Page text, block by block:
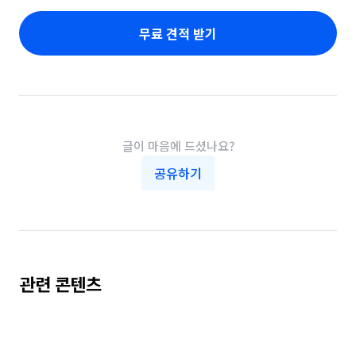
무료 견적 받기
글이 마음에 드셨나요?
공유하기
관련 콘텐츠